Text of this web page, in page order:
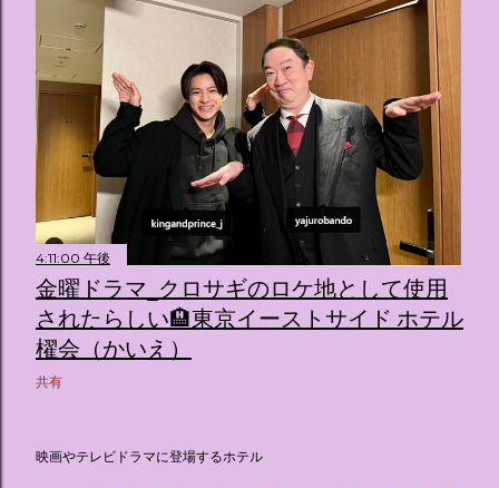
4:11:00 午後
金曜ドラマ_クロサギのロケ地として使用
されたらしい🏨東京イーストサイド ホテル
櫂会（かいえ）
共有
映画やテレビドラマに登場するホテル